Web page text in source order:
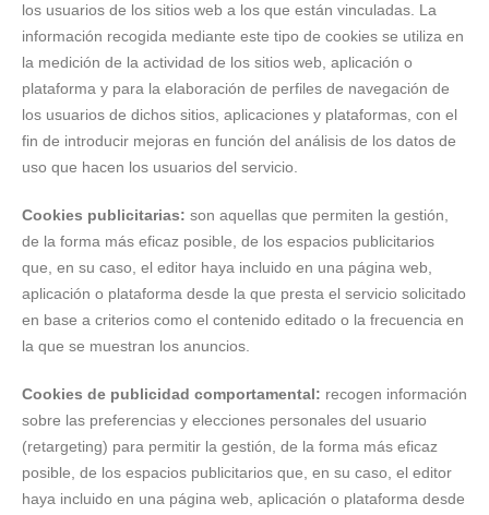
los usuarios de los sitios web a los que están vinculadas. La
información recogida mediante este tipo de cookies se utiliza en
la medición de la actividad de los sitios web, aplicación o
plataforma y para la elaboración de perfiles de navegación de
los usuarios de dichos sitios, aplicaciones y plataformas, con el
fin de introducir mejoras en función del análisis de los datos de
uso que hacen los usuarios del servicio.
Cookies publicitarias: son aquellas que permiten la gestión,
de la forma más eficaz posible, de los espacios publicitarios
que, en su caso, el editor haya incluido en una página web,
aplicación o plataforma desde la que presta el servicio solicitado
en base a criterios como el contenido editado o la frecuencia en
la que se muestran los anuncios.
Cookies de publicidad comportamental: recogen información
sobre las preferencias y elecciones personales del usuario
(retargeting) para permitir la gestión, de la forma más eficaz
posible, de los espacios publicitarios que, en su caso, el editor
haya incluido en una página web, aplicación o plataforma desde